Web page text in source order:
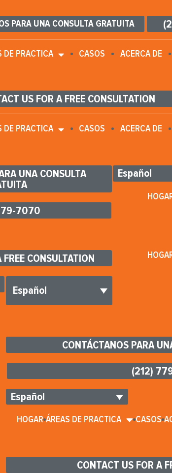
PARA UNA CONSULTA GRATUITA
DE PRACTICA CASOS ACERCA DE
US FOR A FREE CONSULTATION
DE PRACTICA CASOS ACERCA DE
UNA CONSULTA
7070
Español
CONSULTATION
Español
CONTÁCTANOS PARA
(212)
Español
HOGAR ÁREAS DE PRACTICA CASOS
CONTACT US FOR A